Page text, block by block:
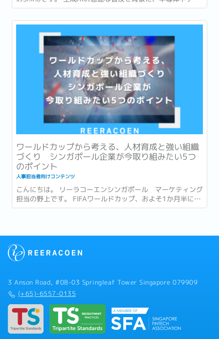
タセンターへの投資も世界各地で急速に拡大しています。...
ワールドカップから考える、人材育成と強い組織
づくり シンガポール企業が今取り組みたい5つ
のポイント
人事担当者向けコンテンツ
こんにちは。 リーラコーエンシンガポール マーケティング
担当の野上です。 FIFAワールドカップ、およそ1か月半にわ
たる大会がついに終幕しましたね。...
3 Anson Road, #08-03 Springleaf Tower Singapore 079909
(+65)-6557-0135